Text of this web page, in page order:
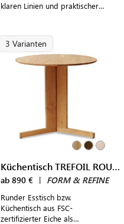
klaren Linien und praktischer
3 Varianten
Küchentisch TREFOIL ROUND TABLE
ab 890 € | FORM & REFINE
Runder Esstisch bzw.
Küchentisch aus FSC-
zertifizierter Eiche als